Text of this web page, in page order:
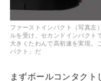
ファーストインパクト（写真左
ルを受け、セカンドインパクト
大きくたわんで高初速を実現。
パクト」だ
まずボールコンタク